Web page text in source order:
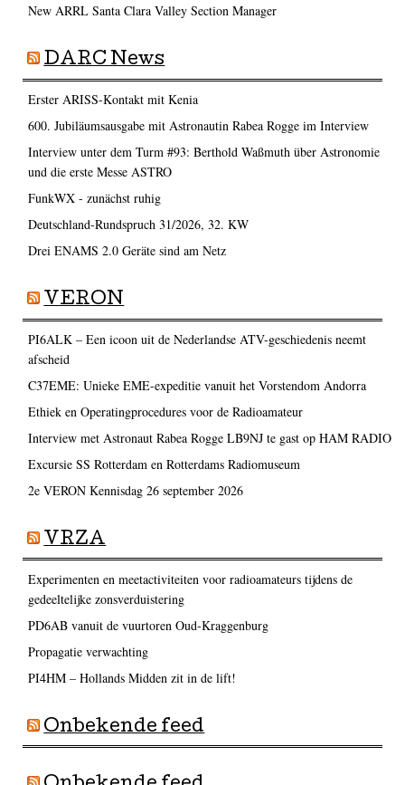
New ARRL Santa Clara Valley Section Manager
DARC News
Erster ARISS-Kontakt mit Kenia
600. Jubiläumsausgabe mit Astronautin Rabea Rogge im Interview
Interview unter dem Turm #93: Berthold Waßmuth über Astronomie
und die erste Messe ASTRO
FunkWX - zunächst ruhig
Deutschland-Rundspruch 31/2026, 32. KW
Drei ENAMS 2.0 Geräte sind am Netz
VERON
PI6ALK – Een icoon uit de Nederlandse ATV-geschiedenis neemt
afscheid
C37EME: Unieke EME-expeditie vanuit het Vorstendom Andorra
Ethiek en Operatingprocedures voor de Radioamateur
Interview met Astronaut Rabea Rogge LB9NJ te gast op HAM RADIO
Excursie SS Rotterdam en Rotterdams Radiomuseum
2e VERON Kennisdag 26 september 2026
VRZA
Experimenten en meetactiviteiten voor radioamateurs tijdens de
gedeeltelijke zonsverduistering
PD6AB vanuit de vuurtoren Oud-Kraggenburg
Propagatie verwachting
PI4HM – Hollands Midden zit in de lift!
Onbekende feed